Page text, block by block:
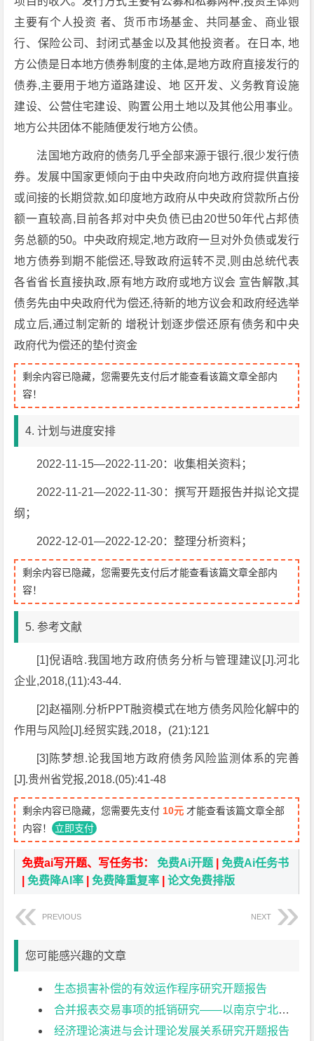
主要有个人投资 者、货币市场基金、共同基金、商业银
行、保险公司、封闭式基金以及其他投资者。在日本, 地
方公债是日本地方债券制度的主体,是地方政府直接发行的
债券,主要用于地方道路建设、地 区开发、义务教育设施
建设、公营住宅建设、购置公用土地以及其他公用事业。
地方公共团体不能随便发行地方公债。
法国地方政府的债务几乎全部来源于银行,很少发行债
券。发展中国家更倾向于由中央政府向地方政府提供直接
或间接的长期贷款,如印度地方政府从中央政府贷款所占份
额一直较高,目前各邦对中央负债已由20世50年代占邦债
务总额的50。中央政府规定,地方政府一旦对外负债或发行
地方债券到期不能偿还,导致政府运转不灵,则由总统代表
各省省长直接执政,原有地方政府或地方议会 宣告解散,其
债务先由中央政府代为偿还,待新的地方议会和政府经选举
成立后,通过制定新的 增税计划逐步偿还原有债务和中央
政府代为偿还的垫付资金
剩余内容已隐藏，您需要先支付后才能查看该篇文章全部内
容！
4. 计划与进度安排
2022-11-15—2022-11-20：收集相关资料；
2022-11-21—2022-11-30：撰写开题报告并拟论文提
纲；
2022-12-01—2022-12-20：整理分析资料；
剩余内容已隐藏，您需要先支付后才能查看该篇文章全部内
容！
5. 参考文献
[1]倪语晗.我国地方政府债务分析与管理建议[J].河北
企业,2018,(11):43-44.
[2]赵福刚.分析PPT融资模式在地方债务风险化解中的
作用与风险[J].经贸实践,2018，(21):121
[3]陈梦想.论我国地方政府债务风险监测体系的完善
[J].贵州省党报,2018.(05):41-48
剩余内容已隐藏，您需要先支付 10元 才能查看该篇文章全部
内容！ 立即支付
免费ai写开题、写任务书：免费Ai开题 |免费Ai任务书
|免费降AI率 |免费降重复率 |论文免费排版
PREVIOUS NEXT
您可能感兴趣的文章
生态损害补偿的有效运作程序研究开题报告
合并报表交易事项的抵销研究——以南京宁北轨道交通有限公司为例开题报告
经济理论演进与会计理论发展关系研究开题报告